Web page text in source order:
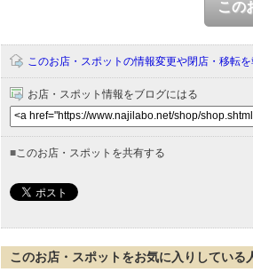
この
このお店・スポットの情報変更や閉店・移転
お店・スポット情報をブログにはる
■ このお店・スポットを共有する
このお店・スポットをお気に入りしている